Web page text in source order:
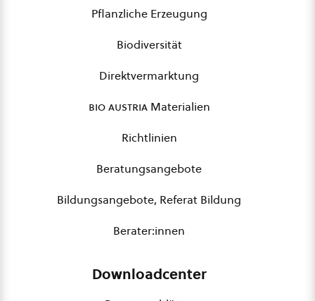
Pflanzliche Erzeugung
Biodiversität
Direktvermarktung
bio austriaMaterialien
Richtlinien
Beratungsangebote
Bildungsangebote, Referat Bildung
Berater:innen
Downloadcenter